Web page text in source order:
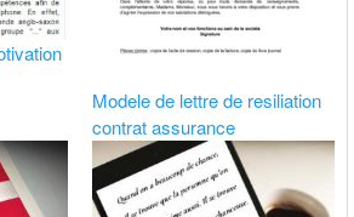
Modele de lettre de resiliation
contrat assurance